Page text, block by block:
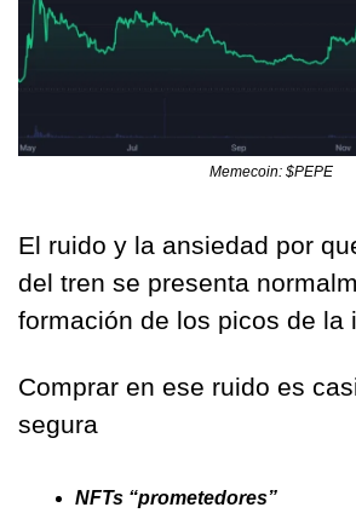
Memecoin: $PEPE
El ruido y la ansiedad por
del tren se presenta
formación de los picos de la
Comprar en ese ruido es
segura
NFTs “prometedores”